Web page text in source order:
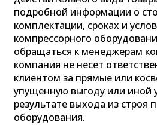
подробной информации о
комплектации, сроках и
компрессорного
обращаться к менеджерам
компания не несет
клиентом за прямые или
упущенную выгоду или иной
результате выхода из строя
оборудования.